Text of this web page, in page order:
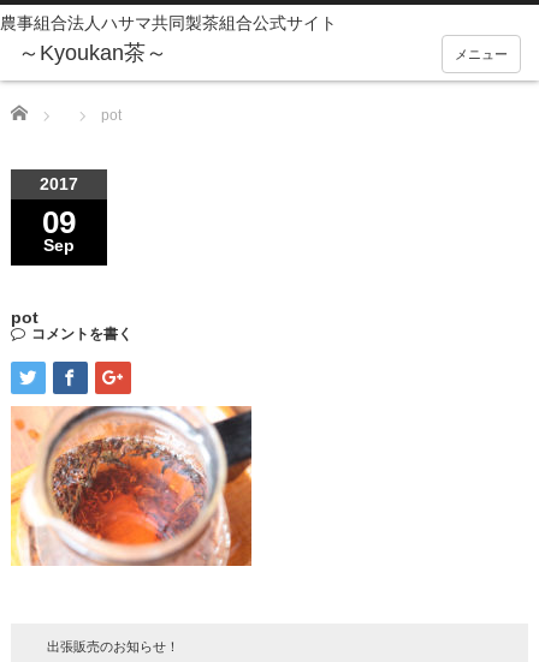
農事組合法人ハサマ共同製茶組合公式サイト
メニュー
Home pot
2017
09
Sep
pot
コメントを書く
出張販売のお知らせ！